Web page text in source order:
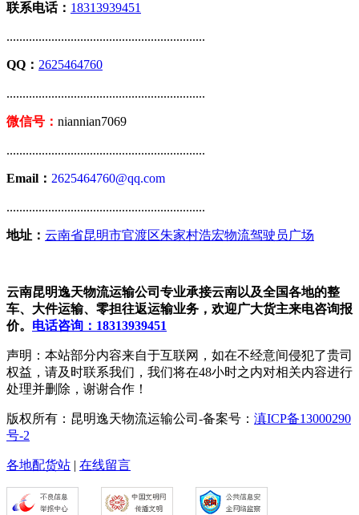
联系电话： 18313939451
..............................................................
QQ： 2625464760
..............................................................
微信号： niannian7069
..............................................................
Email： 2625464760@qq.com
..............................................................
地址： 云南省昆明市官渡区朱家村浩宏物流驾驶员广场
云南昆明逸天物流运输公司专业承接云南以及全国各地的整
车、大件运输、零担往返运输业务，欢迎广大货主来电咨询报
价。 电话咨询：18313939451
声明：本站部分内容来自于互联网，如在不经意间侵犯了贵司
权益，请及时联系我们，我们将在48小时之内对相关内容进行
处理并删除，谢谢合作！
版权所有：昆明逸天物流运输公司-备案号： 滇ICP备13000290
号-2
各地配货站 | 在线留言